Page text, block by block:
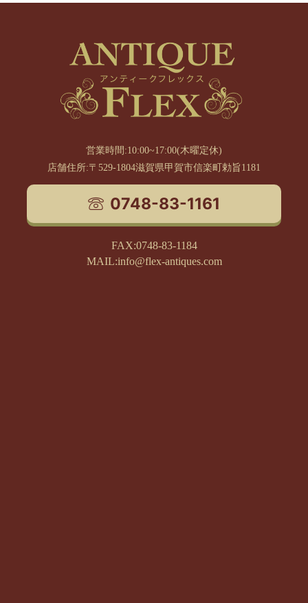
営業時間:10:00~17:00(木曜定休)
店舗住所:〒529-1804滋賀県甲賀市信楽町勅旨1181
0748-83-1161
FAX:0748-83-1184
MAIL:info@flex-antiques.com